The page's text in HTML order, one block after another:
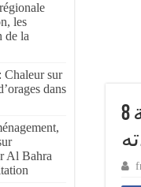
نداء انساني..متقاعد يعاني احتجاز راتبه وعليه دين بقيمة 8
les
de la
Chaleur sur
dans
Al Bahra